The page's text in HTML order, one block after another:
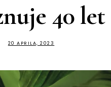
40 let
20 APRILA, 2023